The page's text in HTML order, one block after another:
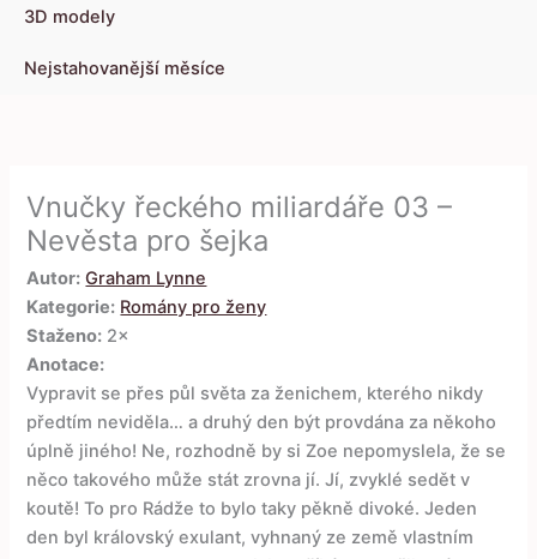
3D modely
Nejstahovanější měsíce
Vnučky řeckého miliardáře 03 –
Nevěsta pro šejka
Autor: Graham Lynne
Kategorie: Romány pro ženy
Staženo: 2×
Anotace:
Vypravit se přes půl světa za ženichem, kterého nikdy
předtím neviděla… a druhý den být provdána za někoho
úplně jiného! Ne, rozhodně by si Zoe nepomyslela, že se
něco takového může stát zrovna jí. Jí, zvyklé sedět v
koutě! To pro Rádže to bylo taky pěkně divoké. Jeden
den byl královský exulant, vyhnaný ze země vlastním